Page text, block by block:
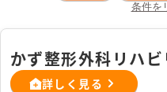
条件を
かず整形外科リハ
詳しく見る